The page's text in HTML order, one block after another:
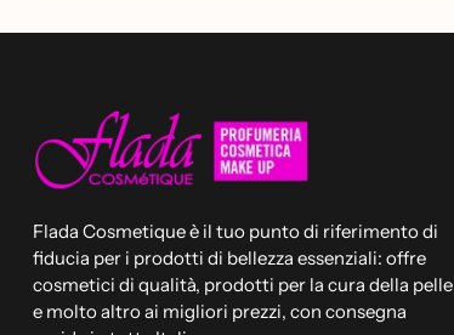
Flada Cosmetique è il tuo punto di riferimento di
fiducia per i prodotti di bellezza essenziali: offre
cosmetici di qualità, prodotti per la cura della pelle
e molto altro ai migliori prezzi, con consegna